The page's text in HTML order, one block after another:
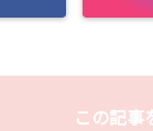
この記事